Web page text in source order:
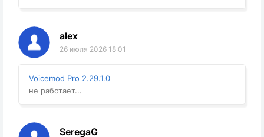
alex
26 июля 2026 18:01
Voicemod Pro 2.29.1.0
не работает...
SeregaG